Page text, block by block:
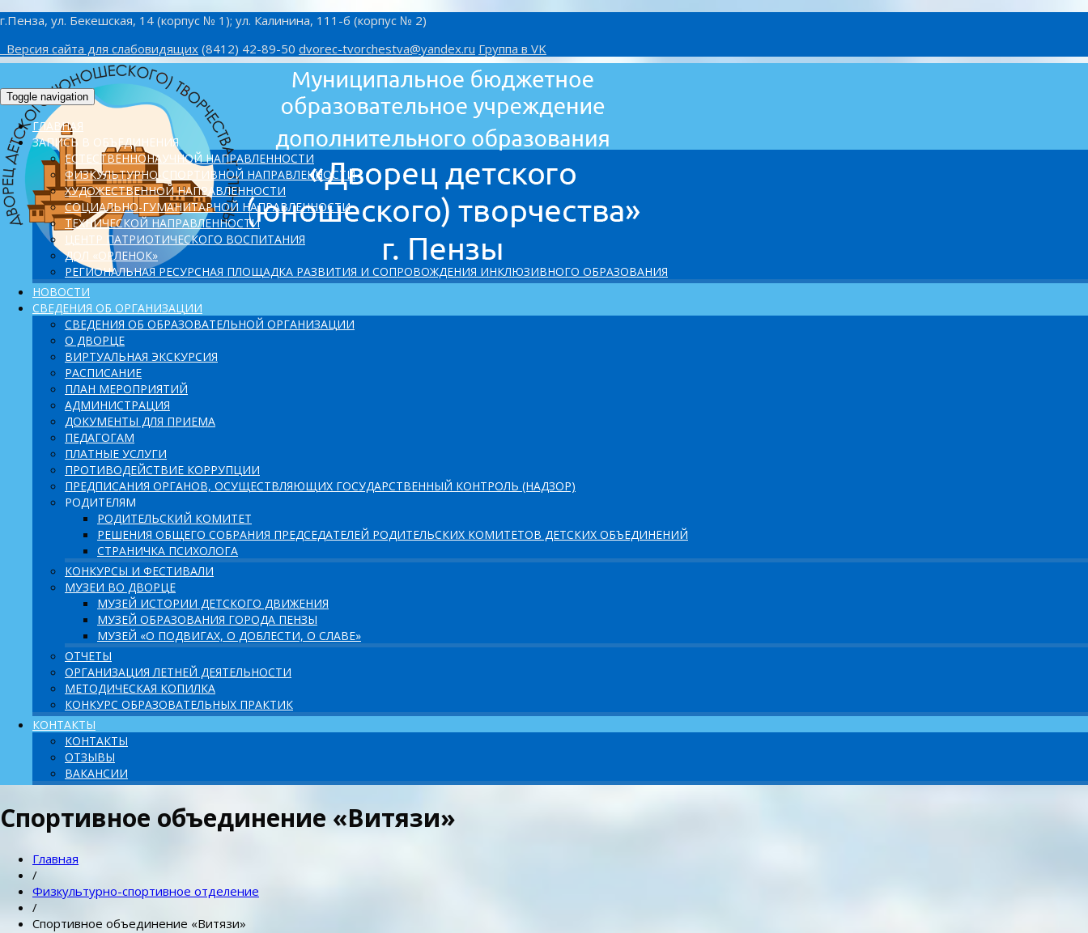
г.Пенза, ул. Бекешская, 14 (корпус № 1); ул. Калинина, 111-б (корпус № 2)
Версия сайта для слабовидящих (8412) 42-89-50 dvorec-tvorchestva@yandex.ru Группа в VK
Toggle navigation
ГЛАВНАЯ
ЗАПИСЬ В ОБЪЕДИНЕНИЯ
ЕСТЕСТВЕННОНАУЧНОЙ НАПРАВЛЕННОСТИ
ФИЗКУЛЬТУРНО-СПОРТИВНОЙ НАПРАВЛЕННОСТИ
ХУДОЖЕСТВЕННОЙ НАПРАВЛЕННОСТИ
СОЦИАЛЬНО-ГУМАНИТАРНОЙ НАПРАВЛЕННОСТИ
ТЕХНИЧЕСКОЙ НАПРАВЛЕННОСТИ
ЦЕНТР ПАТРИОТИЧЕСКОГО ВОСПИТАНИЯ
ДОЛ «ОРЛЕНОК»
PЕГИОНАЛЬНАЯ РЕСУРСНАЯ ПЛОЩАДКА РАЗВИТИЯ И СОПРОВОЖДЕНИЯ ИНКЛЮЗИВНОГО ОБРАЗОВАНИЯ
НОВОСТИ
СВЕДЕНИЯ ОБ ОРГАНИЗАЦИИ
СВЕДЕНИЯ ОБ ОБРАЗОВАТЕЛЬНОЙ ОРГАНИЗАЦИИ
О ДВОРЦЕ
ВИРТУАЛЬНАЯ ЭКСКУРСИЯ
РАСПИСАНИЕ
ПЛАН МЕРОПРИЯТИЙ
АДМИНИСТРАЦИЯ
ДОКУМЕНТЫ ДЛЯ ПРИЕМА
ПЕДАГОГАМ
ПЛАТНЫЕ УСЛУГИ
ПРОТИВОДЕЙСТВИЕ КОРРУПЦИИ
ПРЕДПИСАНИЯ ОРГАНОВ, ОСУЩЕСТВЛЯЮЩИХ ГОСУДАРСТВЕННЫЙ КОНТРОЛЬ (НАДЗОР)
РОДИТЕЛЯМ
РОДИТЕЛЬСКИЙ КОМИТЕТ
РЕШЕНИЯ ОБЩЕГО СОБРАНИЯ ПРЕДСЕДАТЕЛЕЙ РОДИТЕЛЬСКИХ КОМИТЕТОВ ДЕТСКИХ ОБЪЕДИНЕНИЙ
СТРАНИЧКА ПСИХОЛОГА
КОНКУРСЫ И ФЕСТИВАЛИ
МУЗЕИ ВО ДВОРЦЕ
МУЗЕЙ ИСТОРИИ ДЕТСКОГО ДВИЖЕНИЯ
МУЗЕЙ ОБРАЗОВАНИЯ ГОРОДА ПЕНЗЫ
МУЗЕЙ «О ПОДВИГАХ, О ДОБЛЕСТИ, О СЛАВЕ»
ОТЧЕТЫ
ОРГАНИЗАЦИЯ ЛЕТНЕЙ ДЕЯТЕЛЬНОСТИ
МЕТОДИЧЕСКАЯ КОПИЛКА
КОНКУРС ОБРАЗОВАТЕЛЬНЫХ ПРАКТИК
КОНТАКТЫ
КОНТАКТЫ
ОТЗЫВЫ
ВАКАНСИИ
Спортивное объединение «Витязи»
Главная
/
Физкультурно-спортивное отделение
/
Спортивное объединение «Витязи»